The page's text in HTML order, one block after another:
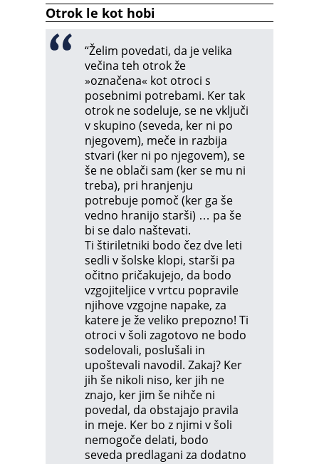
Otrok le kot hobi
“Želim povedati, da je velika
večina teh otrok že
»označena« kot otroci s
posebnimi potrebami. Ker tak
otrok ne sodeluje, se ne vključi
v skupino (seveda, ker ni po
njegovem), meče in razbija
stvari (ker ni po njegovem), se
še ne oblači sam (ker se mu ni
treba), pri hranjenju
potrebuje pomoč (ker ga še
vedno hranijo starši) … pa še
bi se dalo naštevati.
Ti štiriletniki bodo čez dve leti
sedli v šolske klopi, starši pa
očitno pričakujejo, da bodo
vzgojiteljice v vrtcu popravile
njihove vzgojne napake, za
katere je že veliko prepozno! Ti
otroci v šoli zagotovo ne bodo
sodelovali, poslušali in
upoštevali navodil. Zakaj? Ker
jih še nikoli niso, ker jih ne
znajo, ker jim še nihče ni
povedal, da obstajajo pravila
in meje. Ker bo z njimi v šoli
nemogoče delati, bodo
seveda predlagani za dodatno